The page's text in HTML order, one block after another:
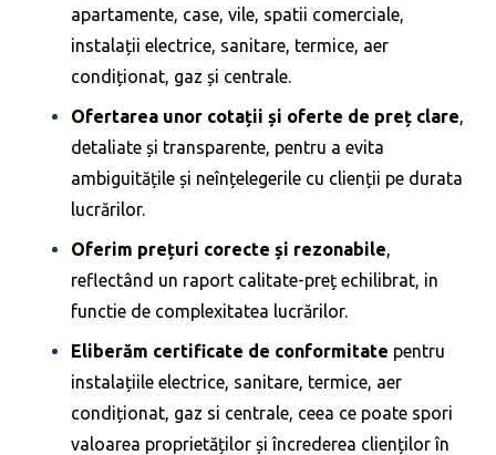
apartamente, case, vile, spatii comerciale,
instalații electrice, sanitare, termice, aer
condiționat, gaz și centrale.
Ofertarea unor cotații și oferte de preț clare,
detaliate și transparente, pentru a evita
ambiguitățile și neînțelegerile cu clienții pe durata
lucrărilor.
Oferim prețuri corecte și rezonabile,
reflectând un raport calitate-preț echilibrat, in
functie de complexitatea lucrărilor.
Eliberăm certificate de conformitate pentru
instalațiile electrice, sanitare, termice, aer
condiționat, gaz si centrale, ceea ce poate spori
valoarea proprietăților și încrederea clienților în